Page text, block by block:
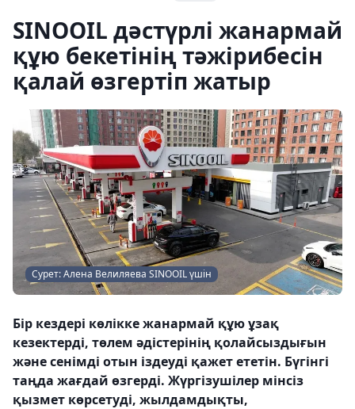
SINOOIL дәстүрлі жанармай
құю бекетінің тәжірибесін
қалай өзгертіп жатыр
Сурет: Алена Велиляева SINOOIL үшін
Бір кездері көлікке жанармай құю ұзақ
кезектерді, төлем әдістерінің қолайсыздығын
және сенімді отын іздеуді қажет ететін. Бүгінгі
таңда жағдай өзгерді. Жүргізушілер мінсіз
қызмет көрсетуді, жылдамдықты,